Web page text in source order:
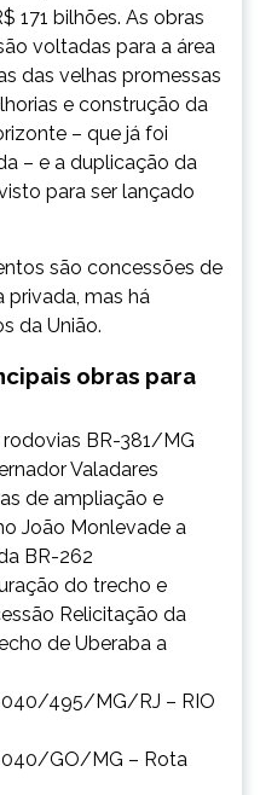
171 bilhões. As obras
voltadas para a área
das velhas promessas
e construção da
– que já foi
– e a duplicação da
para ser lançado
são concessões de
privada, mas há
da União.
obras para
BR-381/MG
Valadares
de ampliação e
João Monlevade a
BR-262
do trecho e
Relicitação da
de Uberaba a
040/495/MG/RJ – RIO
040/GO/MG – Rota